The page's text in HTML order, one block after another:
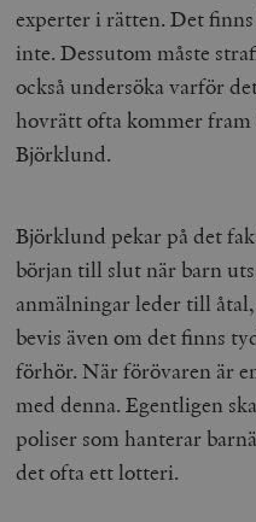
experter i rätten. Det
inte. Dessutom måste
också undersöka varför
hovrätt ofta kommer fram
Björklund.
Björklund pekar på det
början till slut när barn
anmälningar leder till
bevis även om det finns
förhör. När förövaren är
med denna. Egentligen
poliser som hanterar
det ofta ett lotteri.